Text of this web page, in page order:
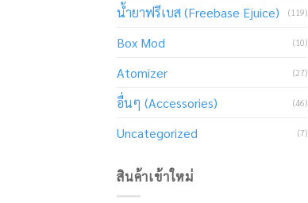
น้ำยาฟรีเบส (Freebase Ejuice) (119)
Box Mod (10)
Atomizer (27)
อื่นๆ (Accessories) (46)
Uncategorized (7)
สินค้าเข้าใหม่